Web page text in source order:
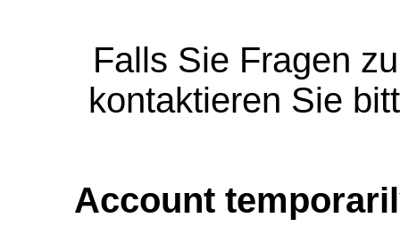
Falls Sie Fragen
kontaktieren Sie
Account